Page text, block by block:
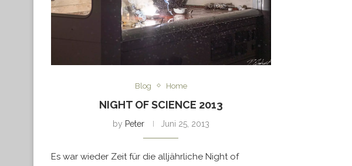
Blog Home
NIGHT OF SCIENCE 2013
by Peter Juni 25, 2013
Es war wieder Zeit für die alljährliche Night of